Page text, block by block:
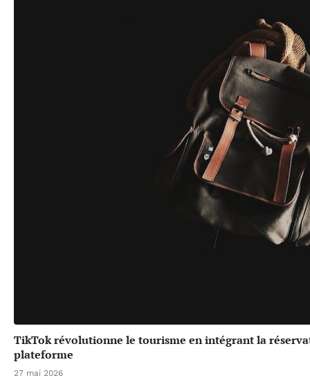
TikTok révolutionne le tourisme en intégrant la
plateforme
27 mai 2026